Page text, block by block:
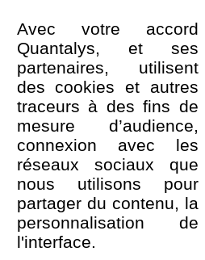
-
0
- -
3 4 6
Avec votre accord
Quantalys, et ses
partenaires, utilisent
des cookies et autres
traceurs à des fins de
mesure d’audience,
connexion avec les
réseaux sociaux que
nous utilisons pour
partager du contenu, la
personnalisation de
l'interface.